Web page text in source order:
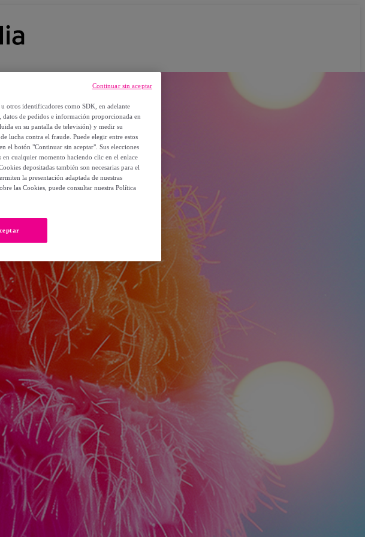
otros identificadores como SDK, en adelante
datos de pedidos e información proporcionada en
en su pantalla de televisión) y medir su
lucha contra el fraude. Puede elegir entre estos
el botón "Continuar sin aceptar". Sus elecciones
en cualquier momento haciendo clic en el enlace
depositadas también son necesarias para el
la presentación adaptada de nuestras
las Cookies, puede consultar nuestra Política
Continuar sin aceptar